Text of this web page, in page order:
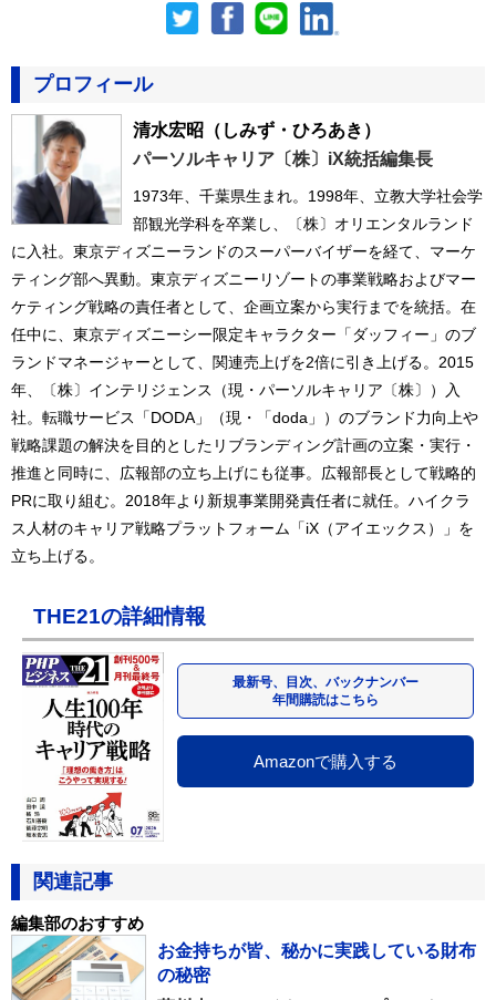
プロフィール
清水宏昭 （しみず・ひろあき）
パーソルキャリア〔株〕iX統括編集長
1973年、千葉県生まれ。1998年、立教大学社会学
部観光学科を卒業し、〔株〕オリエンタルランド
に入社。東京ディズニーランドのスーパーバイザーを経て、マーケ
ティング部へ異動。東京ディズニーリゾートの事業戦略およびマー
ケティング戦略の責任者として、企画立案から実行までを統括。在
任中に、東京ディズニーシー限定キャラクター「ダッフィー」のブ
ランドマネージャーとして、関連売上げを2倍に引き上げる。2015
年、〔株〕インテリジェンス（現・パーソルキャリア〔株〕）入
社。転職サービス「DODA」（現・「doda」）のブランド力向上や
戦略課題の解決を目的としたリブランディング計画の立案・実行・
推進と同時に、広報部の立ち上げにも従事。広報部長として戦略的
PRに取り組む。2018年より新規事業開発責任者に就任。ハイクラ
ス人材のキャリア戦略プラットフォーム「iX（アイエックス）」を
立ち上げる。
THE21の詳細情報
最新号、目次、バックナンバー
年間購読はこちら
Amazonで購入する
関連記事
編集部のおすすめ
お金持ちが皆、秘かに実践している財布
の秘密